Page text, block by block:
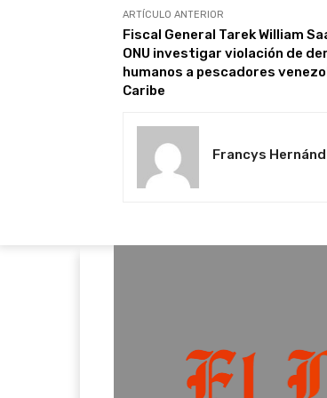
ARTÍCULO ANTERIOR
Fiscal General Tarek William
ONU investigar violación de
humanos a pescadores
Caribe
Francys